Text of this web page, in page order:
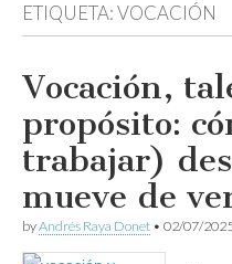
ETIQUETA:VOCACIÓN
Vocación,
propósito:
trabajar)
mueve de
byAndrés Raya Donet • 02/07/